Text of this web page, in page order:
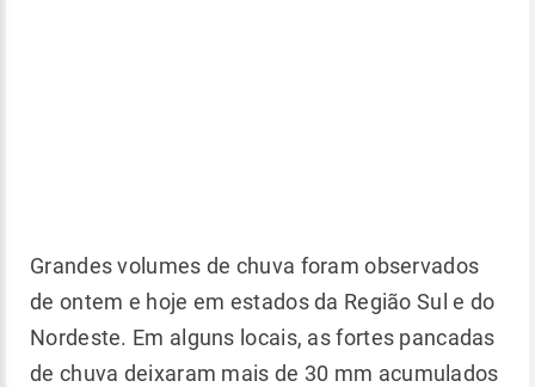
Grandes volumes de chuva foram observados
de ontem e hoje em estados da Região Sul e do
Nordeste. Em alguns locais, as fortes pancadas
de chuva deixaram mais de 30 mm acumulados